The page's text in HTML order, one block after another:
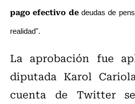
pago efectivo de deudas de
realidad".
La aprobación fue
diputada Karol
cuenta de Twitter